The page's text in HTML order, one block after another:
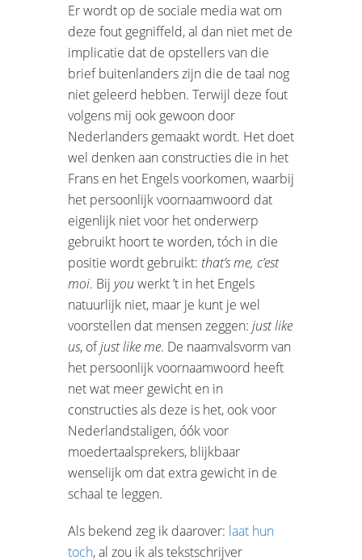
Er wordt op de sociale media wat om
deze fout gegniffeld, al dan niet met de
implicatie dat de opstellers van die
brief buitenlanders zijn die de taal nog
niet geleerd hebben. Terwijl deze fout
volgens mij ook gewoon door
Nederlanders gemaakt wordt. Het doet
wel denken aan constructies die in het
Frans en het Engels voorkomen, waarbij
het persoonlijk voornaamwoord dat
eigenlijk niet voor het onderwerp
gebruikt hoort te worden, tóch in die
positie wordt gebruikt: that’s me, c’est
moi. Bij youwerkt ’t in het Engels
natuurlijk niet, maar je kunt je wel
voorstellen dat mensen zeggen: just like
us, ofjust like me. De naamvalsvorm van
het persoonlijk voornaamwoord heeft
net wat meer gewicht en in
constructies als deze is het, ook voor
Nederlandstaligen, óók voor
moedertaalsprekers, blijkbaar
wenselijk om dat extra gewicht in de
schaal te leggen.
Als bekend zeg ik daarover: laat hun
toch, al zou ik als tekstschrijver